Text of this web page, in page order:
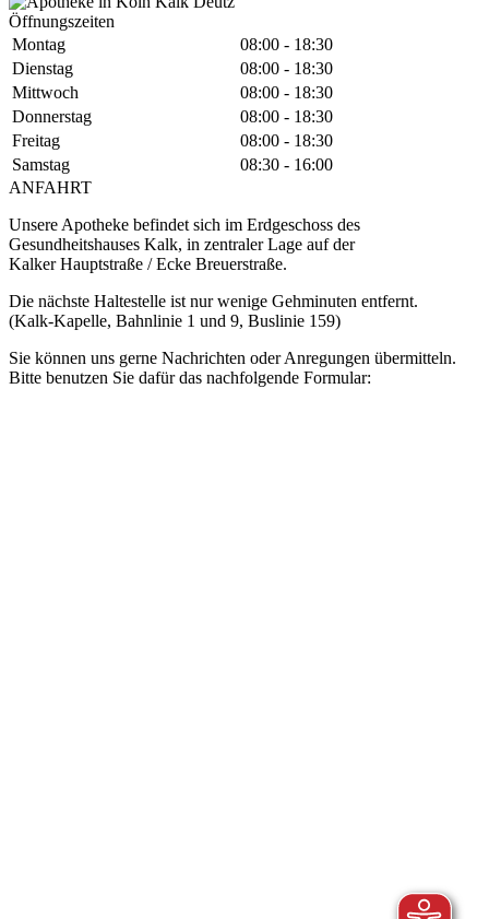
Öffnungszeiten
Montag
08:00 - 18:30
Dienstag
08:00 - 18:30
Mittwoch
08:00 - 18:30
Donnerstag
08:00 - 18:30
Freitag
08:00 - 18:30
Samstag
08:30 - 16:00
ANFAHRT
Unsere Apotheke befindet sich im Erdgeschoss des
Gesundheitshauses Kalk, in zentraler Lage auf der
Kalker Hauptstraße / Ecke Breuerstraße.
Die nächste Haltestelle ist nur wenige Gehminuten entfernt.
(Kalk-Kapelle, Bahnlinie 1 und 9, Buslinie 159)
Sie können uns gerne Nachrichten oder Anregungen übermitteln.
Bitte benutzen Sie dafür das nachfolgende Formular: